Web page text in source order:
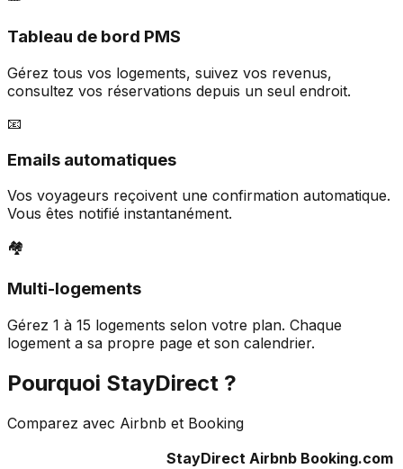
Tableau de bord PMS
Gérez tous vos logements, suivez vos revenus,
consultez vos réservations depuis un seul endroit.
📧
Emails automatiques
Vos voyageurs reçoivent une confirmation automatique.
Vous êtes notifié instantanément.
🏘️
Multi-logements
Gérez 1 à 15 logements selon votre plan. Chaque
logement a sa propre page et son calendrier.
Pourquoi StayDirect ?
Comparez avec Airbnb et Booking
StayDirect Airbnb Booking.com